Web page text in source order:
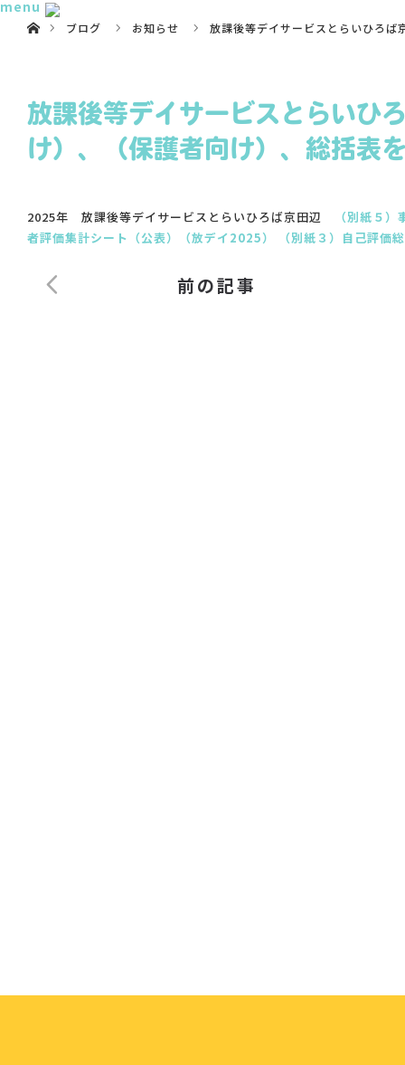
menu ホーム
ブログ
お知らせ 放課後等デイサービスとらいひろ
放課後等デイサービスとらいひ
け）、（保護者向け）、総括表
2025年 放課後等デイサービスとらいひろば京田辺
（別紙５
者評価集計シート（公表）（放デイ2025）
（別紙３）自己評価
前の記事